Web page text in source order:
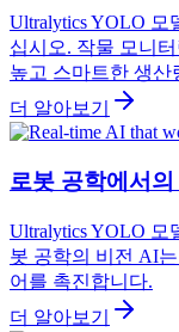
Ultralytics YOLO
십시오. 작물 모니
높고 스마트한 생산
더 알아보기
로봇 공학에서
Ultralytics YOLO 모
봇 공학의 비전 AI
어를 촉진합니다.
더 알아보기